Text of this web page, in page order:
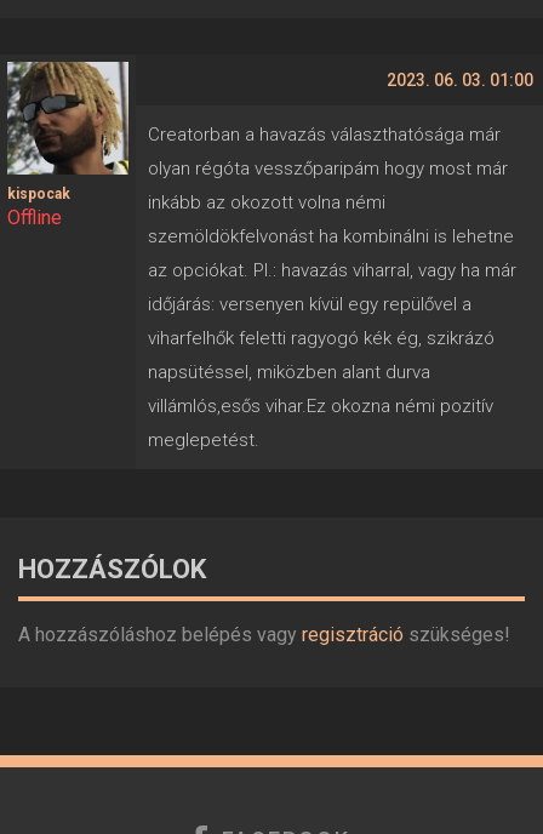
kispocak
Offline
2023. 06. 03. 01:00
Creatorban a havazás választhatósága már
olyan régóta vesszőparipám hogy most már
inkább az okozott volna némi
szemöldökfelvonást ha kombinálni is lehetne
az opciókat. Pl.: havazás viharral, vagy ha már
időjárás: versenyen kívül egy repülővel a
viharfelhők feletti ragyogó kék ég, szikrázó
napsütéssel, miközben alant durva
villámlós,esős vihar.Ez okozna némi pozitív
meglepetést.
HOZZÁSZÓLOK
A hozzászóláshoz belépés vagy regisztráció szükséges!